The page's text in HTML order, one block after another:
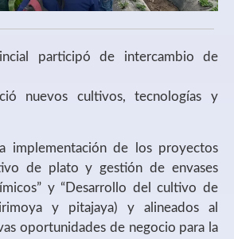
participó de intercambio de
nuevos cultivos, tecnologías y
implementación de los proyectos
de plato y gestión de envases
y “Desarrollo del cultivo de
y pitajaya) y alineados al
oportunidades de negocio para la